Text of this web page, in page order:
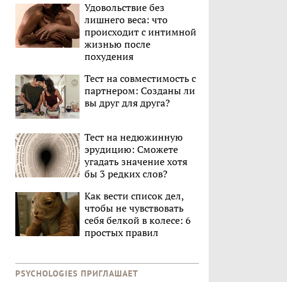
Удовольствие без
лишнего веса: что
происходит с интимной
жизнью после
похудения
Тест на совместимость с
партнером: Созданы ли
вы друг для друга?
Тест на недюжинную
эрудицию: Сможете
угадать значение хотя
бы 3 редких слов?
Как вести список дел,
чтобы не чувствовать
себя белкой в колесе: 6
простых правил
PSYCHOLOGIES ПРИГЛАШАЕТ